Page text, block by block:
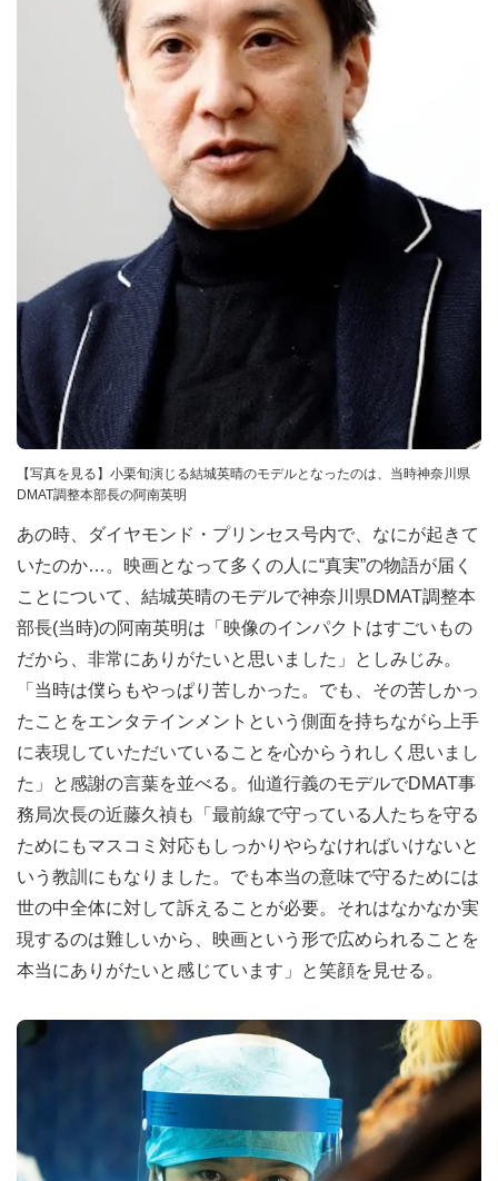
【写真を見る】小栗旬演じる結城英晴のモデルとなったのは、当時神奈川県
DMAT調整本部長の阿南英明
あの時、ダイヤモンド・プリンセス号内で、なにが起きて
いたのか…。映画となって多くの人に“真実”の物語が届く
ことについて、結城英晴のモデルで神奈川県DMAT調整本
部長(当時)の阿南英明は「映像のインパクトはすごいもの
だから、非常にありがたいと思いました」としみじみ。
「当時は僕らもやっぱり苦しかった。でも、その苦しかっ
たことをエンタテインメントという側面を持ちながら上手
に表現していただいていることを心からうれしく思いまし
た」と感謝の言葉を並べる。仙道行義のモデルでDMAT事
務局次長の近藤久禎も「最前線で守っている人たちを守る
ためにもマスコミ対応もしっかりやらなければいけないと
いう教訓にもなりました。でも本当の意味で守るためには
世の中全体に対して訴えることが必要。それはなかなか実
現するのは難しいから、映画という形で広められることを
本当にありがたいと感じています」と笑顔を見せる。